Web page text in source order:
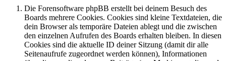
Die Forensoftware phpBB erstellt bei deinem Besuch des
Boards mehrere Cookies. Cookies sind kleine Textdateien, die
dein Browser als temporäre Dateien ablegt und die zwischen
den einzelnen Aufrufen des Boards erhalten bleiben. In diesen
Cookies sind die aktuelle ID deiner Sitzung (damit dir alle
Seitenaufrufe zugeordnet werden können), Informationen